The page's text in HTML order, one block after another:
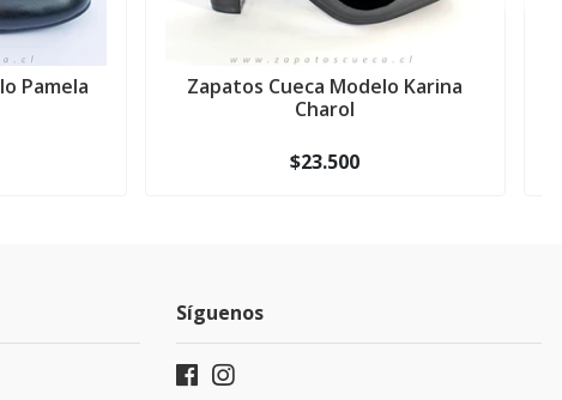
Pamela
Zapatos Cueca Modelo Karina
Charol
$23.500
Síguenos